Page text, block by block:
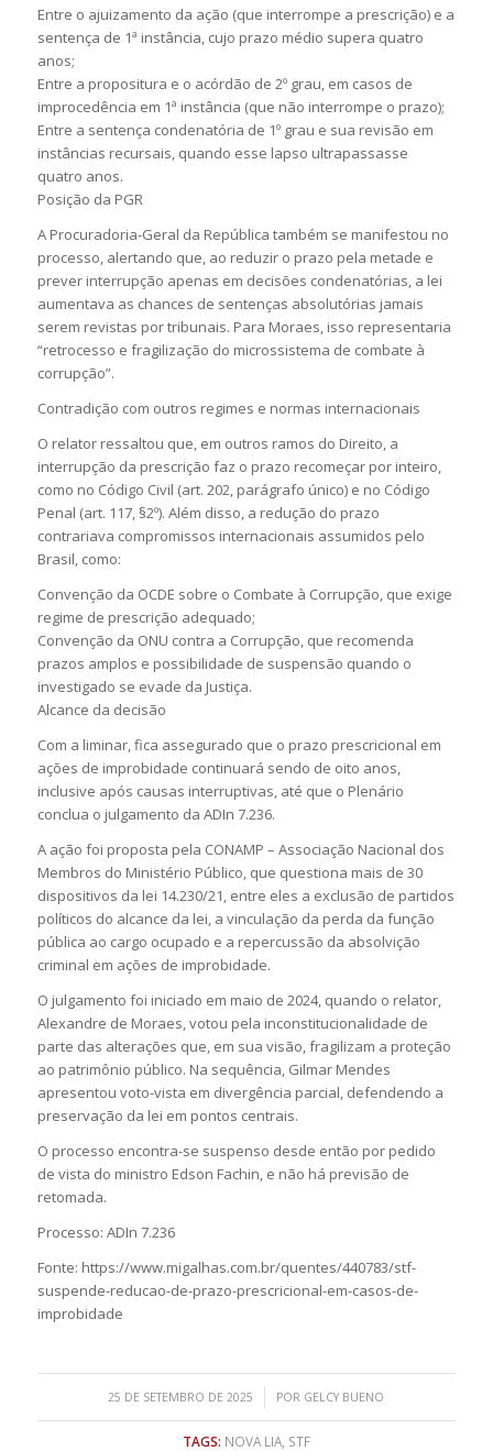
Entre o ajuizamento da ação (que interrompe a prescrição) e a
sentença de 1ª instância, cujo prazo médio supera quatro
anos;
Entre a propositura e o acórdão de 2º grau, em casos de
improcedência em 1ª instância (que não interrompe o prazo);
Entre a sentença condenatória de 1º grau e sua revisão em
instâncias recursais, quando esse lapso ultrapassasse
quatro anos.
Posição da PGR
A Procuradoria-Geral da República também se manifestou no
processo, alertando que, ao reduzir o prazo pela metade e
prever interrupção apenas em decisões condenatórias, a lei
aumentava as chances de sentenças absolutórias jamais
serem revistas por tribunais. Para Moraes, isso representaria
“retrocesso e fragilização do microssistema de combate à
corrupção”.
Contradição com outros regimes e normas internacionais
O relator ressaltou que, em outros ramos do Direito, a
interrupção da prescrição faz o prazo recomeçar por inteiro,
como no Código Civil (art. 202, parágrafo único) e no Código
Penal (art. 117, §2º). Além disso, a redução do prazo
contrariava compromissos internacionais assumidos pelo
Brasil, como:
Convenção da OCDE sobre o Combate à Corrupção, que exige
regime de prescrição adequado;
Convenção da ONU contra a Corrupção, que recomenda
prazos amplos e possibilidade de suspensão quando o
investigado se evade da Justiça.
Alcance da decisão
Com a liminar, fica assegurado que o prazo prescricional em
ações de improbidade continuará sendo de oito anos,
inclusive após causas interruptivas, até que o Plenário
conclua o julgamento da ADIn 7.236.
A ação foi proposta pela CONAMP – Associação Nacional dos
Membros do Ministério Público, que questiona mais de 30
dispositivos da lei 14.230/21, entre eles a exclusão de partidos
políticos do alcance da lei, a vinculação da perda da função
pública ao cargo ocupado e a repercussão da absolvição
criminal em ações de improbidade.
O julgamento foi iniciado em maio de 2024, quando o relator,
Alexandre de Moraes, votou pela inconstitucionalidade de
parte das alterações que, em sua visão, fragilizam a proteção
ao patrimônio público. Na sequência, Gilmar Mendes
apresentou voto-vista em divergência parcial, defendendo a
preservação da lei em pontos centrais.
O processo encontra-se suspenso desde então por pedido
de vista do ministro Edson Fachin, e não há previsão de
retomada.
Processo: ADIn 7.236
Fonte: https://www.migalhas.com.br/quentes/440783/stf-
suspende-reducao-de-prazo-prescricional-em-casos-de-
improbidade
25 DE SETEMBRO DE 2025
/ POR GELCY BUENO
TAGS: NOVA LIA, STF